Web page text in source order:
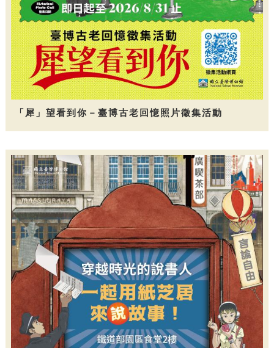
「犀」望看到你－臺博古老回憶照片徵集活動